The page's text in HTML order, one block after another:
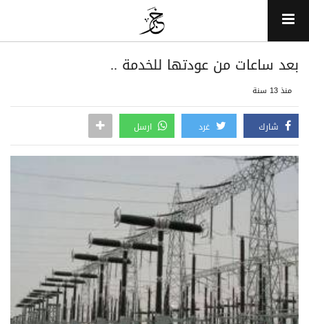
بعد ساعات من عودتها للخدمة ..
منذ 13 سنة
شارك غرد ارسل